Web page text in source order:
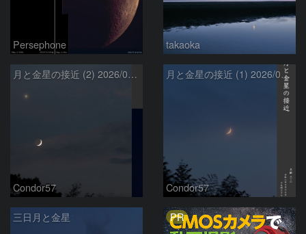
Persephone takaoka
月と金星の接近 (2) 2026/07/17
Condor57
月と金星の接近 (1) 2026/07/17
Condor57
三日月と金星 PR